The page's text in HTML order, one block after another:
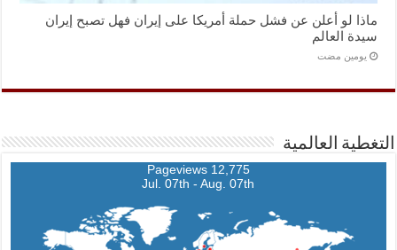
ماذا لو أعلن عن فشل حملة أمريكا على إيران فهل تصبح إيران
سيدة العالم
‏يومين مضت
التغطية العالمية
12,775 Pageviews
Jul. 07th - Aug. 07th